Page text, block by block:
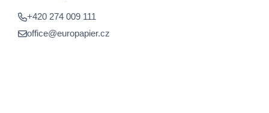
+420 274 009 111
office@europapier.cz